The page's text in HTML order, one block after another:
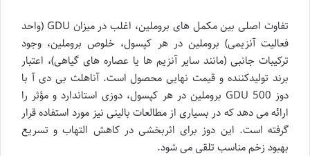
تفاوت اصلی بین مکمل های بروملین، اغلب در میزان GDU (واحد
فعالیت آنزیمی) بروملین در هر کپسول، خلوص بروملین، وجود
ترکیبات جانبی (مانند سایر آنزیم ها یا عصاره های گیاهی)، اعتبار
برند تولیدکننده و قیمت نهایی محصول است. آناهلث بی دی آ با
دوز 500 GDU بروملین در هر کپسول، دوزی استاندارد و مؤثر را
ارائه می دهد که در بسیاری از مطالعات بالینی نیز مورد استفاده قرار
گرفته است. این دوز برای اثربخشی در کاهش التهاب و تسریع
بهبود زخم مناسب تلقی می شود.